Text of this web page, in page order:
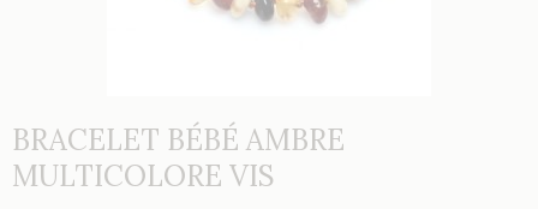
BRACELET BÉBÉ AMBRE
MULTICOLORE VIS